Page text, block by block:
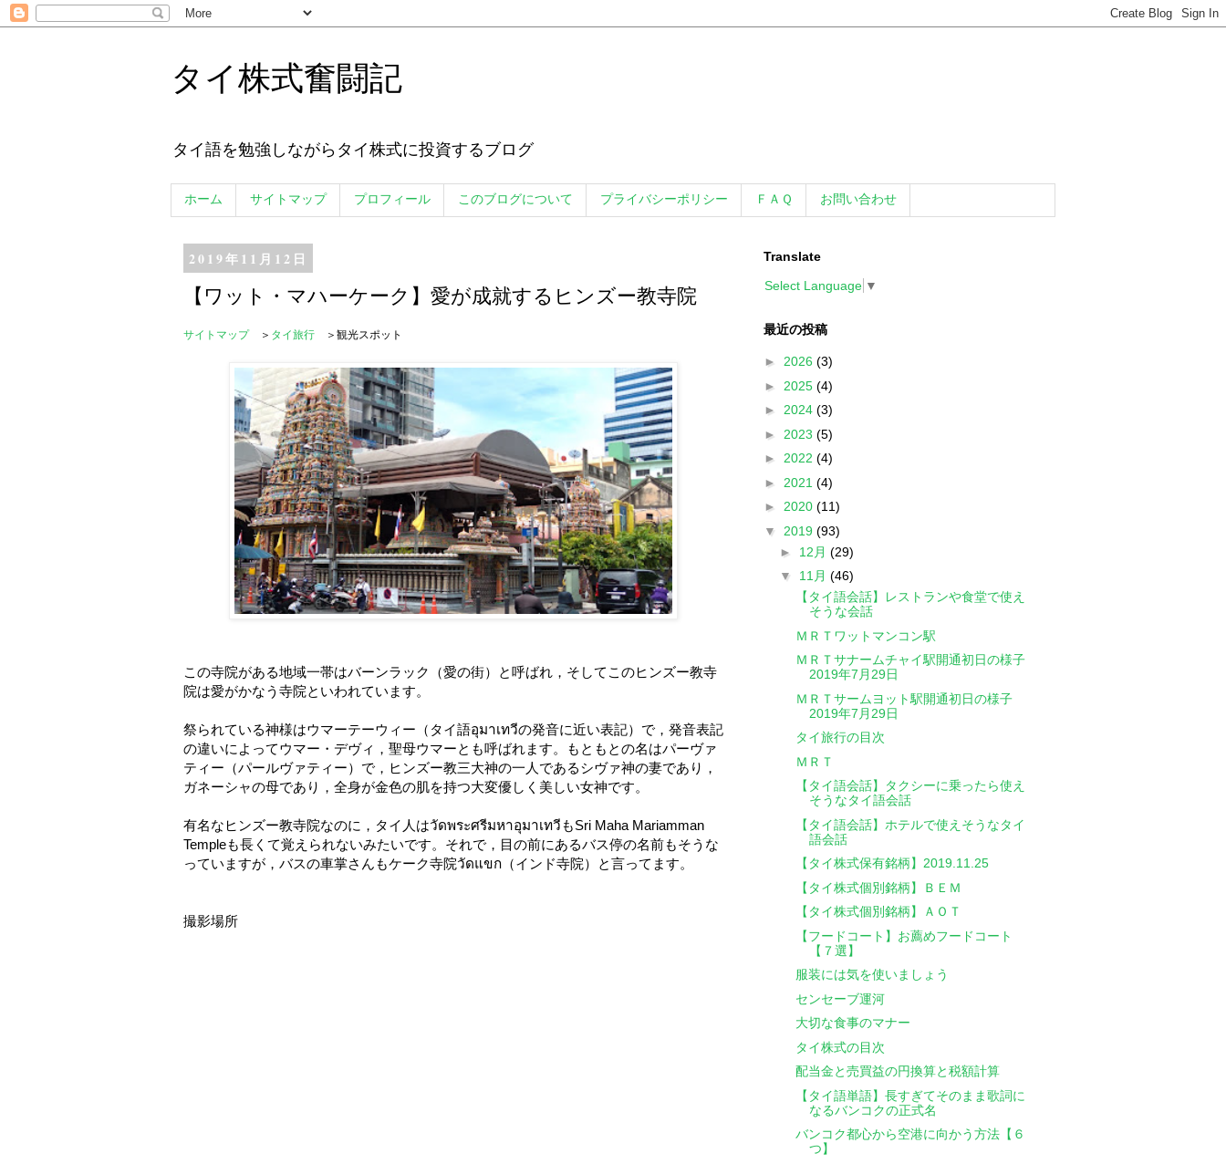
タイ株式奮闘記
タイ語を勉強しながらタイ株式に投資するブログ
ホーム サイトマップ プロフィール このブログについて プライバシーポリシー ＦＡＱ お問い合わせ
2019年11月12日
【ワット・マハーケーク】愛が成就するヒンズー教寺院
サイトマップ＞ タイ旅行 ＞観光スポット
この寺院がある地域一帯はバーンラック（愛の街）と呼ばれ，そしてこのヒンズー教寺
院は愛がかなう寺院といわれています。
祭られている神様はウマーテーウィー（タイ語อุมาเทวีの発音に近い表記）で，発音表記
の違いによってウマー・デヴィ，聖母ウマーとも呼ばれます。もともとの名はパーヴァ
ティー（パールヴァティー）で，ヒンズー教三大神の一人であるシヴァ神の妻であり，
ガネーシャの母であり，全身が金色の肌を持つ大変優しく美しい女神です。
有名なヒンズー教寺院なのに，タイ人はวัดพระศรีมหาอุมาเทวีもSri Maha Mariamman
Templeも長くて覚えられないみたいです。それで，目の前にあるバス停の名前もそうな
っていますが，バスの車掌さんもケーク寺院วัดแขก（インド寺院）と言ってます。
撮影場所
Translate
Select Language ▼
最近の投稿
► 2026 (3)
► 2025 (4)
► 2024 (3)
► 2023 (5)
► 2022 (4)
► 2021 (4)
► 2020 (11)
▼ 2019 (93)
► 12月 (29)
▼ 11月 (46)
【タイ語会話】レストランや食堂で使え
そうな会話
ＭＲＴワットマンコン駅
ＭＲＴサナームチャイ駅開通初日の様子
2019年7月29日
ＭＲＴサームヨット駅開通初日の様子
2019年7月29日
タイ旅行の目次
ＭＲＴ
【タイ語会話】タクシーに乗ったら使え
そうなタイ語会話
【タイ語会話】ホテルで使えそうなタイ
語会話
【タイ株式保有銘柄】2019.11.25
【タイ株式個別銘柄】ＢＥＭ
【タイ株式個別銘柄】ＡＯＴ
【フードコート】お薦めフードコート
【７選】
服装には気を使いましょう
センセーブ運河
大切な食事のマナー
タイ株式の目次
配当金と売買益の円換算と税額計算
【タイ語単語】長すぎてそのまま歌詞に
なるバンコクの正式名
バンコク都心から空港に向かう方法【６
つ】